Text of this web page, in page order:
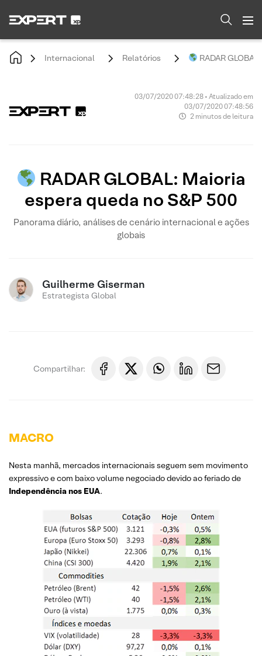
Internacional Relatórios RADAR
03/07/2020 07:48:28 • Atualizado em
03/07/2020 07:48:56
2 minutos de leitura
RADAR GLOBAL: Maioria
espera queda no S&P 500
Panorama diário, análises de cenário internacional e ações
globais
Guilherme Giserman
Estrategista Global
Compartilhar:
MACRO
Nesta manhã, mercados internacionais seguem sem movimento
expressivo e com baixo volume negociado devido ao feriado de
Independência nos EUA.